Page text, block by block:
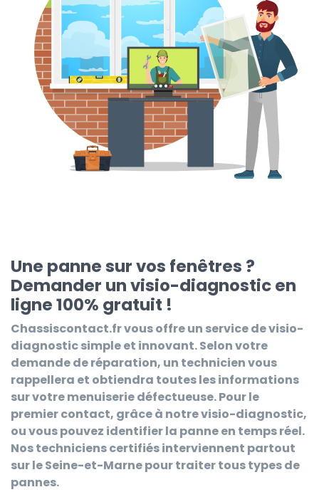
Une panne sur vos fenêtres ?
Demander un visio-diagnostic en
ligne 100% gratuit !
Chassiscontact.frvous offre un service de visio-
diagnostic simple et innovant. Selon votre
demande de réparation, un technicien vous
rappellera et obtiendra toutes les informations
sur votre menuiserie défectueuse. Pour le
premier contact, grâce à notre visio-diagnostic,
ou vous pouvez identifier la panne en temps réel.
Nos techniciens certifiés interviennent partout
sur le Seine-et-Marne pour traiter tous types de
pannes.